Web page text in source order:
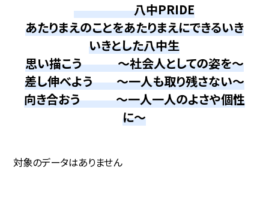
八中PRIDE
あたりまえのことをあたりまえにできるいき
いきとした八中生
思い描こう ～社会人としての姿を～
差し伸べよう ～一人も取り残さない～
向き合おう ～一人一人のよさや個性
に～
対象のデータはありません